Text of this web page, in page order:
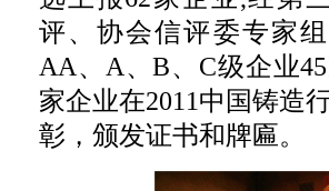
评、协会信评委专家
AA、A、B、C级企业
家企业在2011中国铸造
彰，颁发证书和牌匾。